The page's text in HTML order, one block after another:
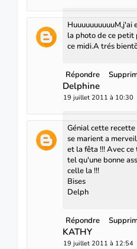
HuuuuuuuuuuM,j'ai
la photo de ce
ce midi.A trés
Répondre
Delphine
19 juillet 2011 à 10:30
Génial cette
se marient a
et la fêta !!! Avec
tel qu'une bonne
celle la !!!
Bises
Delph
Répondre
KATHY
19 juillet 2011 à 12:54